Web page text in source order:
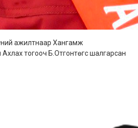
ажилтнаар Хангамж
тогооч Б.Отгонтөгс шалгарсан